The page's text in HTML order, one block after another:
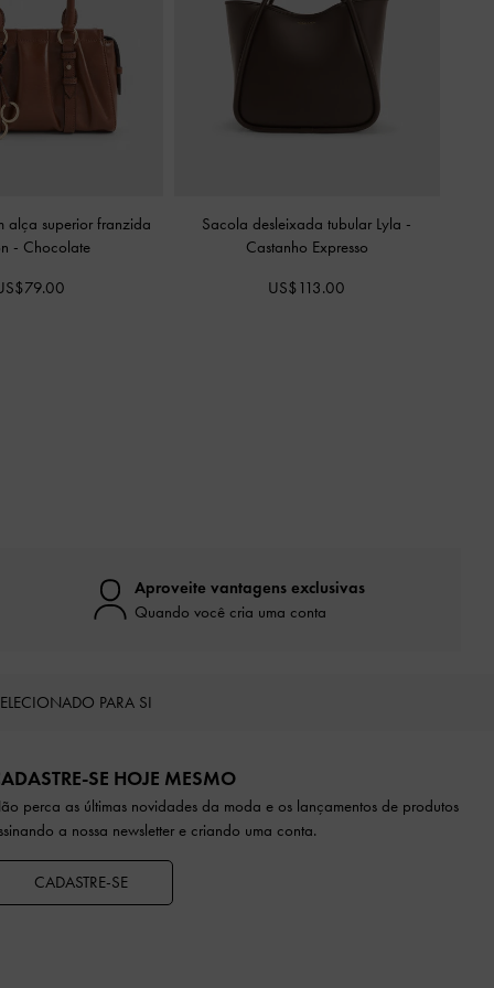
alça superior franzida
- Chocolate
Sacola desleixada tubular Lyla -
Castanho Expresso
US$113.00
Aproveite vantagens exclusivas
Quando você cria uma conta
PARA SI
SE HOJE MESMO
perca as últimas novidades da moda e os lançamentos de produtos
a nossa newsletter e criando uma conta.
CADASTRE-SE